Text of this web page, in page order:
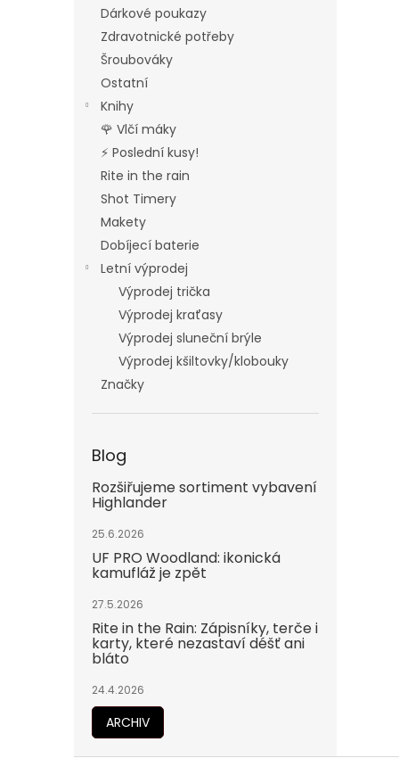
Dárkové poukazy
Zdravotnické potřeby
Šroubováky
Ostatní
Knihy
🌹 Vlčí máky
⚡ Poslední kusy!
Rite in the rain
Shot Timery
Makety
Dobíjecí baterie
Letní výprodej
Výprodej trička
Výprodej kraťasy
Výprodej sluneční brýle
Výprodej kšiltovky/klobouky
Značky
Blog
Rozšiřujeme sortiment vybavení
Highlander
25.6.2026
UF PRO Woodland: ikonická
kamufláž je zpět
27.5.2026
Rite in the Rain: Zápisníky, terče i
karty, které nezastaví déšť ani
bláto
24.4.2026
ARCHIV